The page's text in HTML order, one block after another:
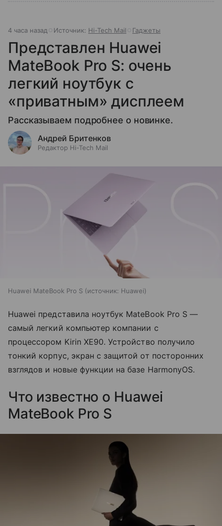
4 часа назад Источник: Hi-Tech Mail Гаджеты
Представлен Huawei
MateBook Pro S: очень
легкий ноутбук с
«приватным» дисплеем
Рассказываем подробнее о новинке.
Андрей Бритенков
Редактор Hi-Tech Mail
Huawei MateBook Pro S источник: Huawei
Huawei представила ноутбук MateBook Pro S —
самый легкий компьютер компании с
процессором Kirin XE90. Устройство получило
тонкий корпус, экран с защитой от посторонних
взглядов и новые функции на базе HarmonyOS.
Что известно о Huawei
MateBook Pro S